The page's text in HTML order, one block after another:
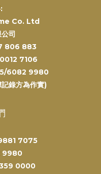
Co. Ltd
司
806 883
7106
6082 9980
錄方為作實)
7075
9980
0000